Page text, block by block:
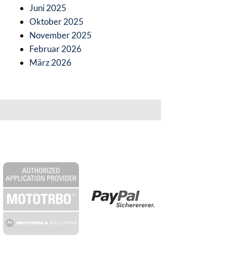
Juni 2025
Oktober 2025
November 2025
Februar 2026
März 2026